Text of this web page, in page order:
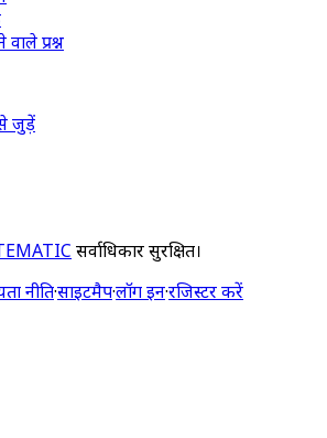
प्रश्न
जुड़ें
सर्वाधिकार सुरक्षित।
नीति·साइटमैप·लॉग इन·रजिस्टर करें